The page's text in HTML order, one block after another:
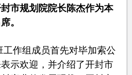
市规划院院长陈杰作为本
。
作组成员首先对毕加索公
示欢迎，并介绍了开封市